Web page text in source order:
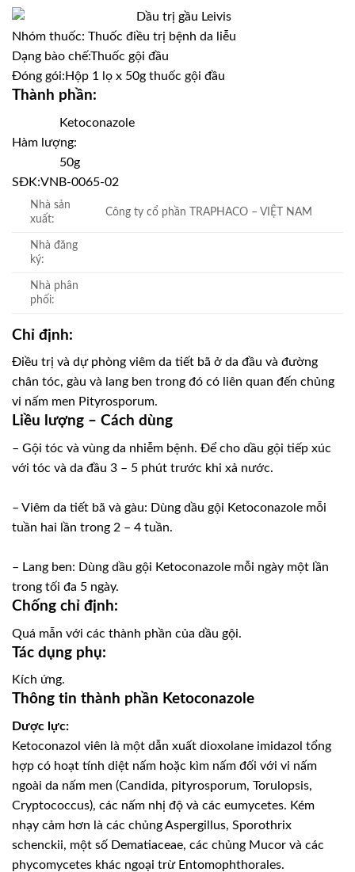
Nhóm thuốc: Thuốc điều trị bệnh da liễu
Dạng bào chế:Thuốc gội đầu
Đóng gói: Hộp 1 lọ x 50g thuốc gội đầu
Thành phần:
Ketoconazole
Hàm lượng:
50g
SĐK:VNB-0065-02
Nhà sản
xuất:
Công ty cổ phần TRAPHACO – VIỆT NAM
Nhà đăng
ký:
Nhà phân
phối:
Chỉ định:
Điều trị và dự phòng viêm da tiết bã ở da đầu và đường
chân tóc, gàu và lang ben trong đó có liên quan đến chủng
vi nấm men Pityrosporum.
Liều lượng – Cách dùng
– Gội tóc và vùng da nhiễm bệnh. Ðể cho dầu gội tiếp xúc
với tóc và da đầu 3 – 5 phút trước khi xả nước.
– Viêm da tiết bã và gàu: Dùng dầu gội Ketoconazole mỗi
tuần hai lần trong 2 – 4 tuần.
– Lang ben: Dùng dầu gội Ketoconazole mỗi ngày một lần
trong tối đa 5 ngày.
Chống chỉ định:
Quá mẫn với các thành phần của dầu gội.
Tác dụng phụ:
Kích ứng.
Thông tin thành phần Ketoconazole
Dược lực:
Ketoconazol viên là một dẫn xuất dioxolane imidazol tổng
hợp có hoạt tính diệt nấm hoặc kìm nấm đối với vi nấm
ngoài da nấm men (Candida, pityrosporum, Torulopsis,
Cryptococcus), các nấm nhị độ và các eumycetes. Kém
nhạy cảm hơn là các chủng Aspergillus, Sporothrix
schenckii, một số Dematiaceae, các chủng Mucor và các
phycomycetes khác ngoại trừ Entomophthorales.